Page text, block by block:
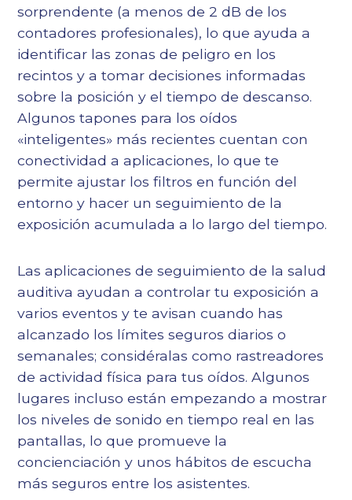
sorprendente (a menos de 2 dB de los
contadores profesionales), lo que ayuda a
identificar las zonas de peligro en los
recintos y a tomar decisiones informadas
sobre la posición y el tiempo de descanso.
Algunos tapones para los oídos
«inteligentes» más recientes cuentan con
conectividad a aplicaciones, lo que te
permite ajustar los filtros en función del
entorno y hacer un seguimiento de la
exposición acumulada a lo largo del tiempo.
Las aplicaciones de seguimiento de la salud
auditiva ayudan a controlar tu exposición a
varios eventos y te avisan cuando has
alcanzado los límites seguros diarios o
semanales; considéralas como rastreadores
de actividad física para tus oídos. Algunos
lugares incluso están empezando a mostrar
los niveles de sonido en tiempo real en las
pantallas, lo que promueve la
concienciación y unos hábitos de escucha
más seguros entre los asistentes.